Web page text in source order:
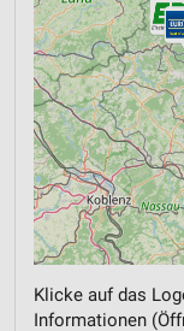
Klicke auf das
Informationen